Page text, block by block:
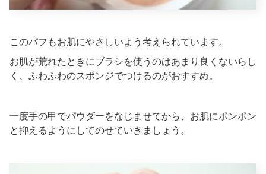
このパフもお肌にやさしいよう考えられています。
お肌が荒れたときにブラシを使うのはあまり良くないらし
く、ふわふわのスポンジでつけるのがおすすめ。
一度手の甲でパウダーをなじませてから、お肌にポンポン
と抑えるようにしてのせていきましょう。